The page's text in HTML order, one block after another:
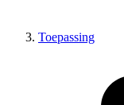
Toepassing